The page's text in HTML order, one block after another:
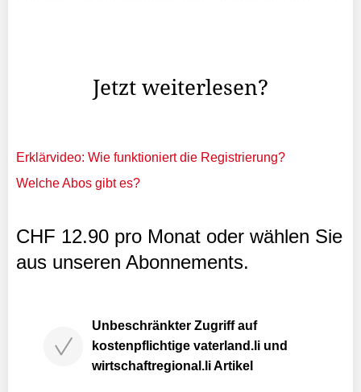
Jetzt weiterlesen?
Erklärvideo: Wie funktioniert die Registrierung?
Welche Abos gibt es?
CHF 12.90 pro Monat oder wählen Sie
aus unseren Abonnements.
Unbeschränkter Zugriff auf
kostenpflichtige vaterland.li und
wirtschaftregional.li Artikel